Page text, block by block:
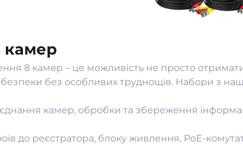
камер
8 камер – це можливість не просто отримати
безпеки без особливих труднощів. Набори з
камер, обробки та збереження
до реєстратора, блоку живлення, PoE-